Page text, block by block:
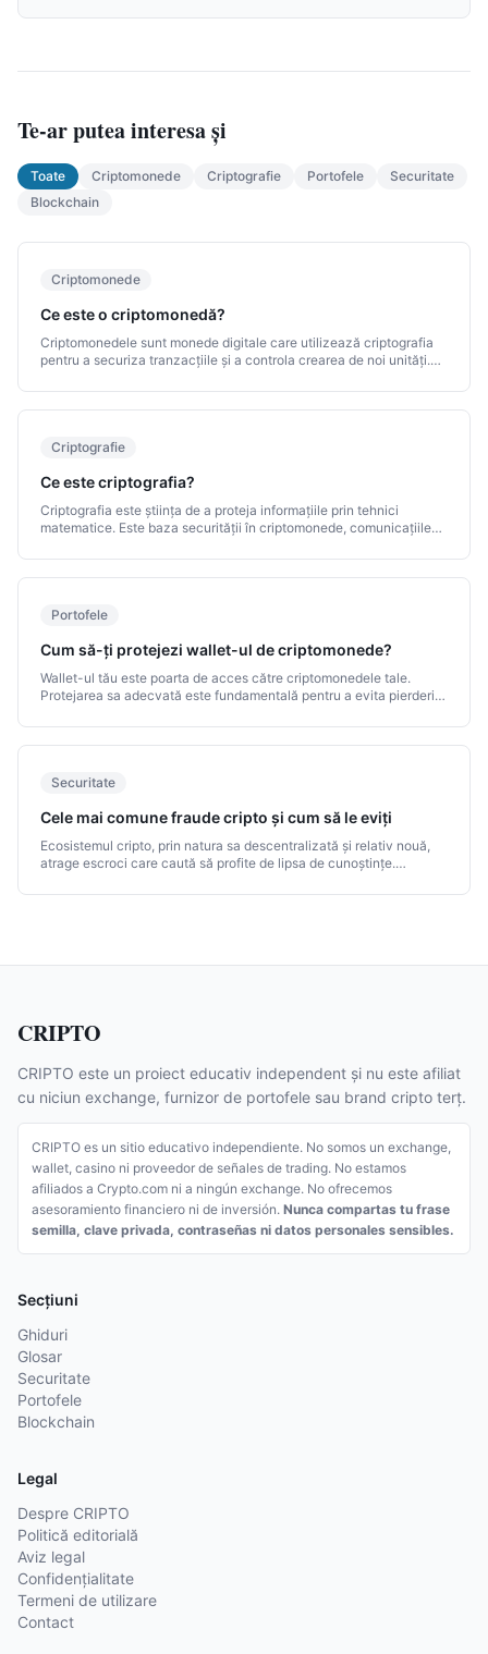
computațională.
Te-ar putea interesa și
Toate Criptomonede Criptografie Portofele
Securitate
Blockchain
Criptomonede
Ce este o criptomonedă?
Criptomonedele sunt monede digitale care utilizează criptografia
pentru a securiza tranzacțiile și a controla crearea de noi unități.
sau de intermediari.
Criptografie
Ce este criptografia?
Criptografia este știința de a proteja informațiile prin tehnici
matematice. Este baza securității în criptomonede, comunicațiile
Portofele
Cum să-ți protejezi wallet-ul de criptomonede?
Wallet-ul tău este poarta de acces către criptomonedele tale.
Protejarea sa adecvată este fundamentală pentru a evita pierderile
Securitate
Cele mai comune fraude cripto și cum să le eviți
Ecosistemul cripto, prin natura sa descentralizată și relativ nouă,
atrage escroci care caută să profite de lipsa de cunoștințe.
CRIPTO
CRIPTO este un proiect educativ independent și nu este afiliat
cu niciun exchange, furnizor de portofele sau brand cripto terț.
CRIPTO es un sitio educativo independiente. No somos un exchange,
wallet, casino ni proveedor de señales de trading. No estamos
afiliados a Crypto.com ni a ningún exchange. No ofrecemos
asesoramiento financiero ni de inversión. Nunca compartas tu frase
semilla, clave privada, contraseñas ni datos personales sensibles.
Secțiuni
Ghiduri
Glosar
Securitate
Portofele
Blockchain
Legal
Despre CRIPTO
Politică editorială
Aviz legal
Confidențialitate
Termeni de utilizare
Contact